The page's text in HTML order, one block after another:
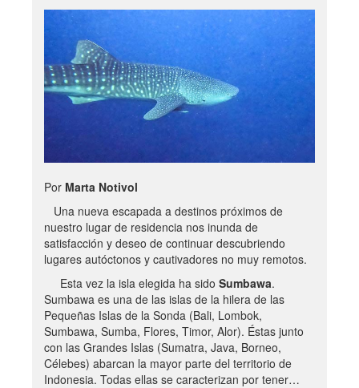
Por Marta Notivol
Una nueva escapada a destinos próximos de
nuestro lugar de residencia nos inunda de
satisfacción y deseo de continuar descubriendo
lugares autóctonos y cautivadores no muy remotos.
Esta vez la isla elegida ha sido Sumbawa.
Sumbawa es una de las islas de la hilera de las
Pequeñas Islas de la Sonda (Bali, Lombok,
Sumbawa, Sumba, Flores, Timor, Alor). Éstas junto
con las Grandes Islas (Sumatra, Java, Borneo,
Célebes) abarcan la mayor parte del territorio de
Indonesia. Todas ellas se caracterizan por tener…